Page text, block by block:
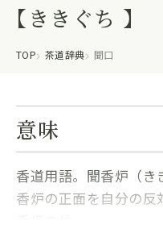
【ききぐち 】
TOP 茶道辞典 聞口
意味
香道用語。聞香炉（き
香炉の正面を自分の反